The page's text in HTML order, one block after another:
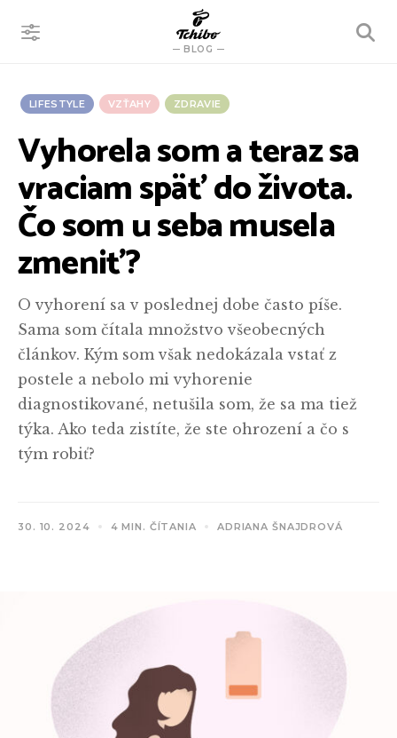
BLOG
VYHĽADÁVANIE
LIFESTYLE VZŤAHY ZDRAVIE
Vyhorela som a teraz sa
vraciam späť do života.
Čo som u seba musela
zmeniť?
O vyhorení sa v poslednej dobe často píše.
Sama som čítala množstvo všeobecných
článkov. Kým som však nedokázala vstať z
postele a nebolo mi vyhorenie
diagnostikované, netušila som, že sa ma tiež
týka. Ako teda zistíte, že ste ohrození a čo s
tým robiť?
30. 10. 2024 4 MIN. ČÍTANIA ADRIANA ŠNAJDROVÁ